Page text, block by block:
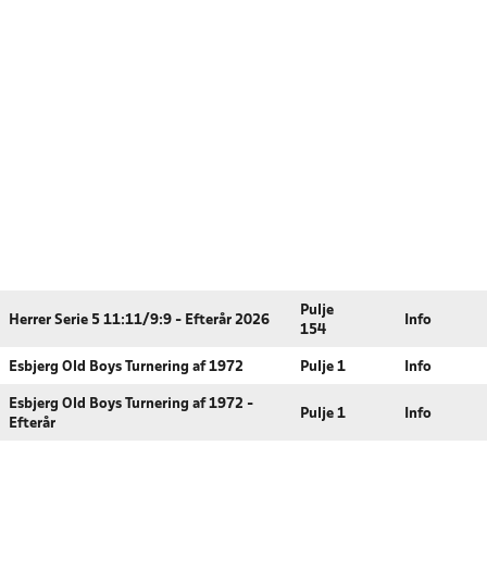
Herrer Serie 5 11:11/9:9 - Efterår 2026
Pulje
154
Info
Esbjerg Old Boys Turnering af 1972 Pulje 1 Info
Esbjerg Old Boys Turnering af 1972 -
Efterår
Pulje 1 Info